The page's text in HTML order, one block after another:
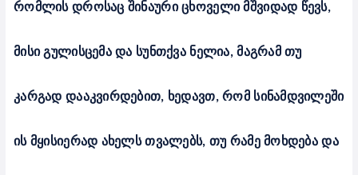
რომლის დროსაც შინაური ცხოველი მშვიდად წევს,
მისი გულისცემა და სუნთქვა ნელია, მაგრამ თუ
კარგად დააკვირდებით, ხედავთ, რომ სინამდვილეში
ის მყისიერად ახელს თვალებს, თუ რამე მოხდება და